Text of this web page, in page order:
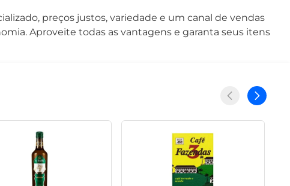
preços justos, variedade e um canal de vendas
Aproveite todas as vantagens e garanta seus itens